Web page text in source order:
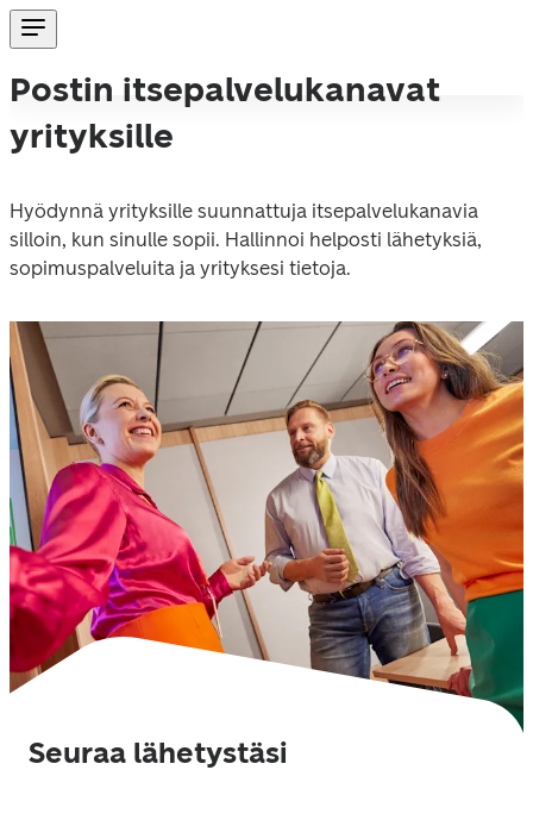
Postin itsepalvelukanavat
yrityksille
Hyödynnä yrityksille suunnattuja itsepalvelukanavia
silloin, kun sinulle sopii. Hallinnoi helposti lähetyksiä,
sopimuspalveluita ja yrityksesi tietoja.
Seuraa lähetystäsi